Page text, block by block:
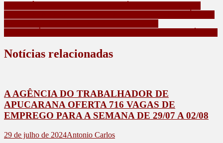
Navegação
de
Post
Notícias relacionadas
A AGÊNCIA DO TRABALHADOR DE
APUCARANA OFERTA 716 VAGAS DE
EMPREGO PARA A SEMANA DE 29/07 A 02/08
29 de julho de 2024Antonio Carlos